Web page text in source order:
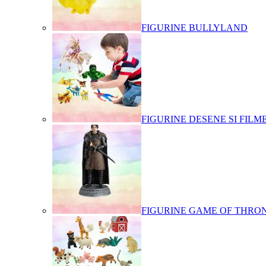
FIGURINE BULLYLAND
FIGURINE DESENE SI
FIGURINE GAME OF